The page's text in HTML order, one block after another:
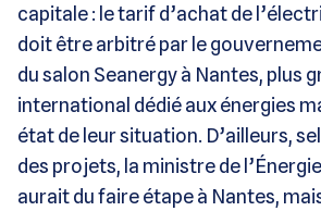
capitale : le tarif d’achat de
doit être arbitré par le
du salon Seanergy à Nantes, plus
international dédié aux énergies
état de leur situation. D’ailleurs,
des projets, la ministre de
aurait du faire étape à Nantes,